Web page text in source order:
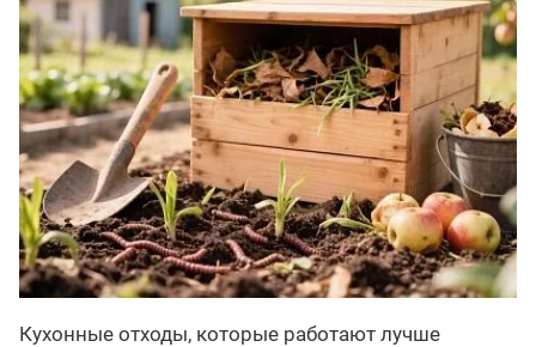
Кухонные отходы, которые работают лучше